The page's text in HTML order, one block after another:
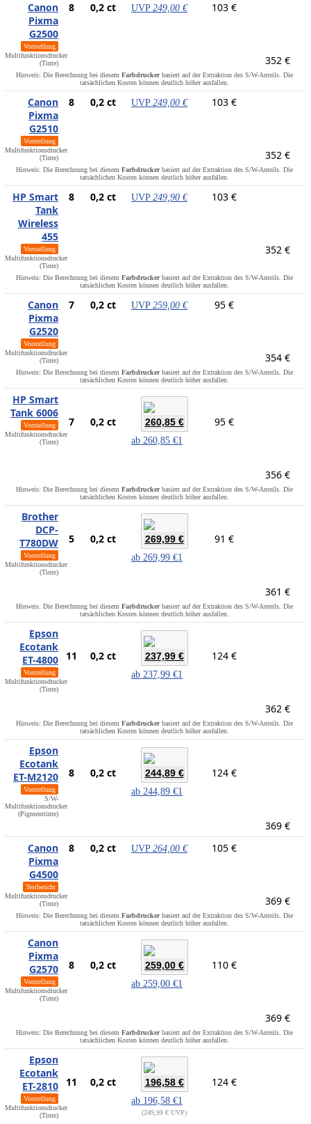
Canon
Pixma
G2500
Vorstellung
Multifunktionsdrucker
(Tinte)
8 0,2 ct UVP 249,00 € 103 €
352 €
Hinweis: Die Berechnung bei diesem Farbdruckerbasiert auf der Extraktion des S/W-Anteils. Die
tatsächlichen Kosten können deutlich höher ausfallen.
Canon
Pixma
G2510
Vorstellung
Multifunktionsdrucker
(Tinte)
8 0,2 ct UVP 249,00 € 103 €
352 €
Hinweis: Die Berechnung bei diesem Farbdruckerbasiert auf der Extraktion des S/W-Anteils. Die
tatsächlichen Kosten können deutlich höher ausfallen.
HP Smart
Tank
Wireless
455
Vorstellung
Multifunktionsdrucker
(Tinte)
8 0,2 ct UVP 249,90 € 103 €
352 €
Hinweis: Die Berechnung bei diesem Farbdruckerbasiert auf der Extraktion des S/W-Anteils. Die
tatsächlichen Kosten können deutlich höher ausfallen.
Canon
Pixma
G2520
Vorstellung
Multifunktionsdrucker
(Tinte)
7 0,2 ct UVP 259,00 € 95 €
354 €
Hinweis: Die Berechnung bei diesem Farbdruckerbasiert auf der Extraktion des S/W-Anteils. Die
tatsächlichen Kosten können deutlich höher ausfallen.
HP Smart
Tank 6006
Vorstellung
Multifunktionsdrucker
(Tinte)
7 0,2 ct 260,85 €
ab 260,85 €1
95 €
356 €
Hinweis: Die Berechnung bei diesem Farbdruckerbasiert auf der Extraktion des S/W-Anteils. Die
tatsächlichen Kosten können deutlich höher ausfallen.
Brother
DCP-
T780DW
Vorstellung
Multifunktionsdrucker
(Tinte)
5 0,2 ct 269,99 €
ab 269,99 €1
91 €
361 €
Hinweis: Die Berechnung bei diesem Farbdruckerbasiert auf der Extraktion des S/W-Anteils. Die
tatsächlichen Kosten können deutlich höher ausfallen.
Epson
Ecotank
ET-4800
Vorstellung
Multifunktionsdrucker
(Tinte)
11 0,2 ct 237,99 €
ab 237,99 €1
124 €
362 €
Hinweis: Die Berechnung bei diesem Farbdruckerbasiert auf der Extraktion des S/W-Anteils. Die
tatsächlichen Kosten können deutlich höher ausfallen.
Epson
Ecotank
ET-M2120
Vorstellung
S/W-
Multifunktionsdrucker
(Pigmenttinte)
8 0,2 ct 244,89 €
ab 244,89 €1
124 €
369 €
Canon
Pixma
G4500
Testbericht
Multifunktionsdrucker
(Tinte)
8 0,2 ct UVP 264,00 € 105 €
369 €
Hinweis: Die Berechnung bei diesem Farbdruckerbasiert auf der Extraktion des S/W-Anteils. Die
tatsächlichen Kosten können deutlich höher ausfallen.
Canon
Pixma
G2570
Vorstellung
Multifunktionsdrucker
(Tinte)
8 0,2 ct 259,00 €
ab 259,00 €1
110 €
369 €
Hinweis: Die Berechnung bei diesem Farbdruckerbasiert auf der Extraktion des S/W-Anteils. Die
tatsächlichen Kosten können deutlich höher ausfallen.
Epson
Ecotank
ET-2810
Vorstellung
Multifunktionsdrucker
(Tinte)
11 0,2 ct 196,58 €
ab 196,58 €1
249,99 € UVP
124 €